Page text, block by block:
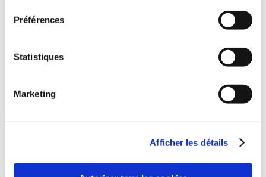
Préférences
Statistiques
Marketing
Afficher les détails
VM
Sécurité des données
datacenters CIV de Sainghin en Mélantois
et incluse dans la solution d’hébergement
Nous proposons une véritable solution de